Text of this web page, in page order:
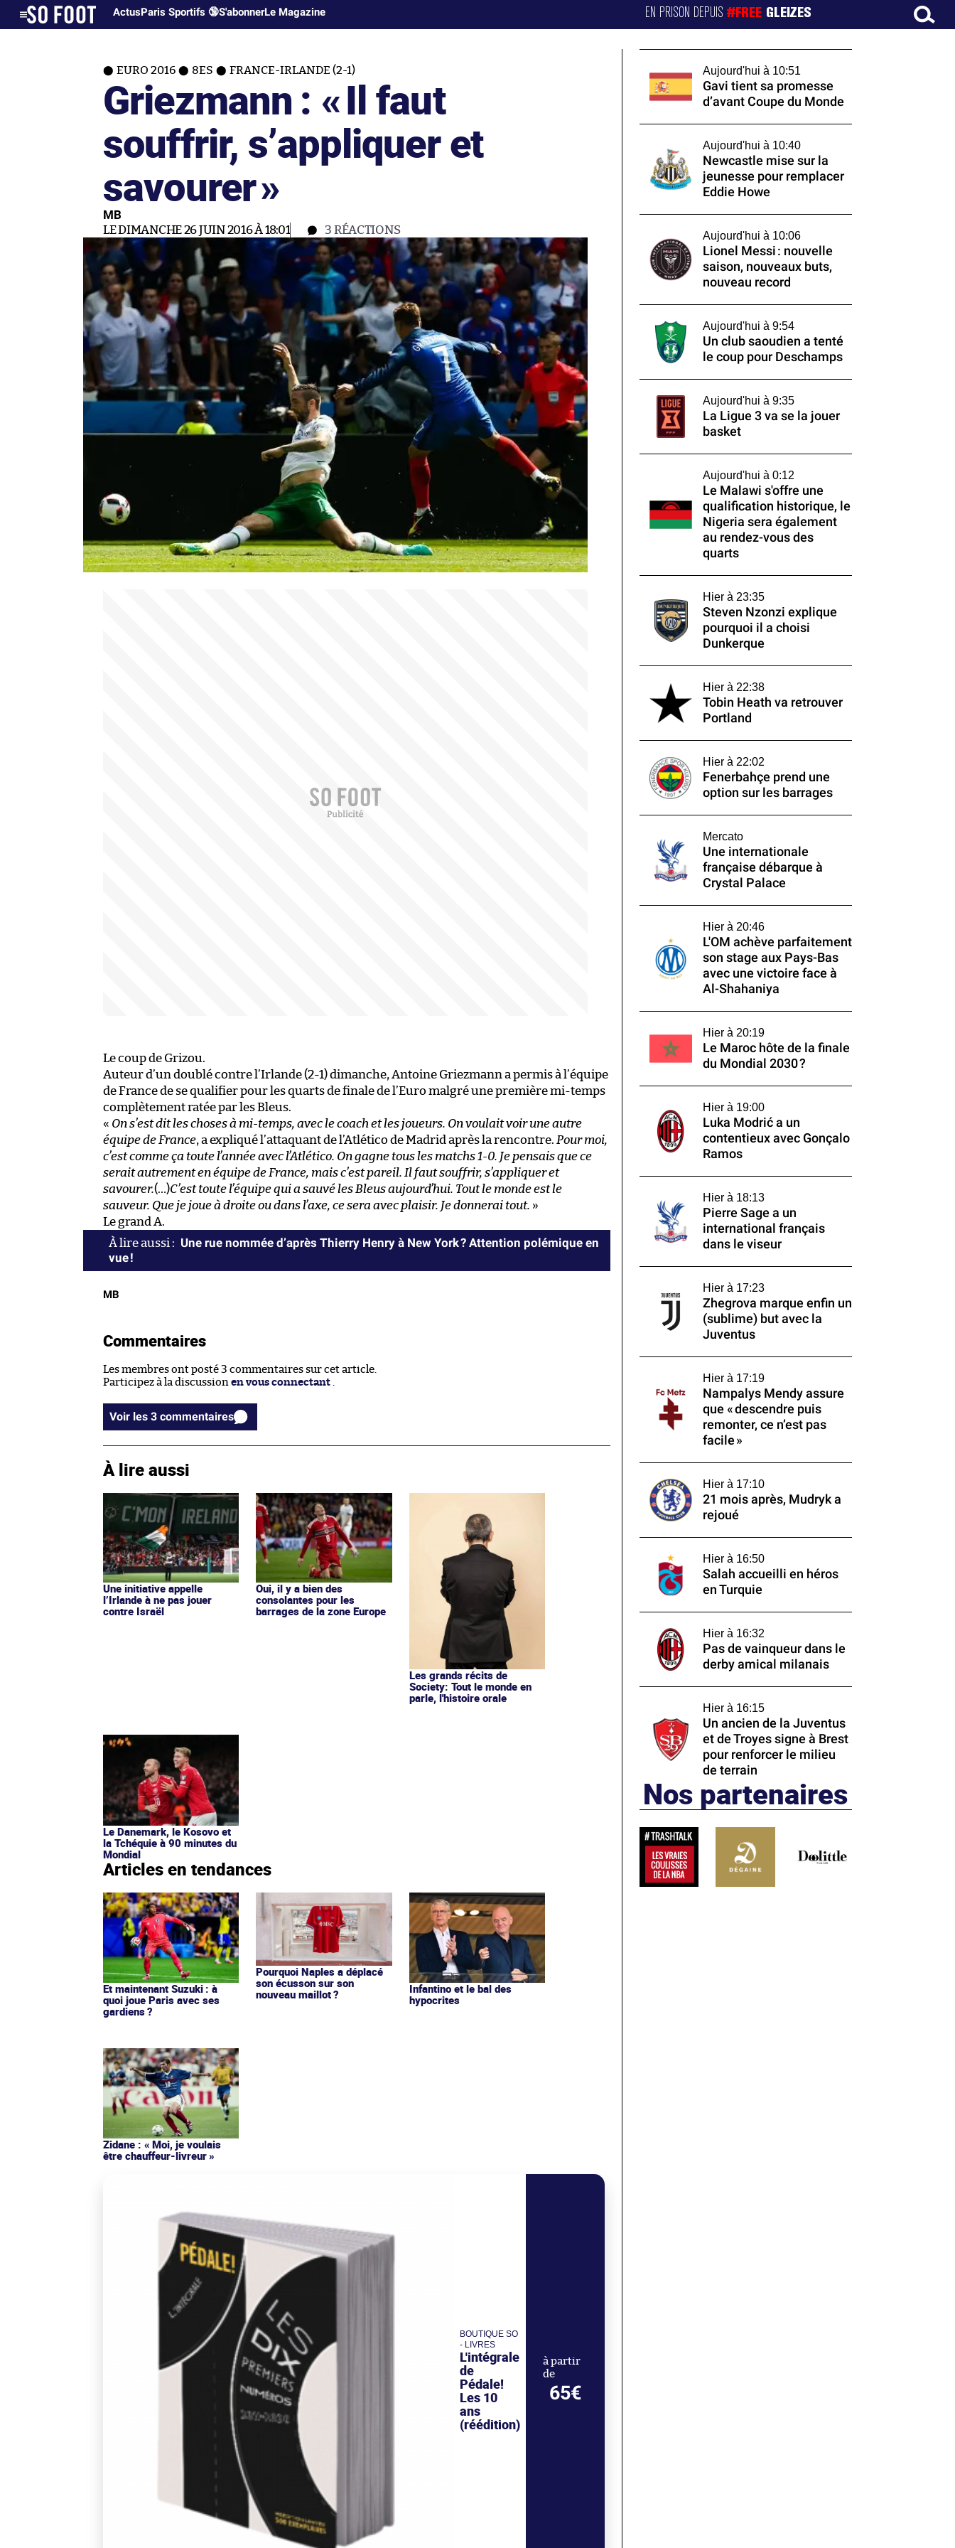
ActusParis Sportifs 🔞S'abonnerLe Magazine EN PRISON DEPUIS#FREE GLEIZES
EURO 2016 8ES FRANCE-IRLANDE (2-1)
Griezmann : «Il faut
souffrir, s’appliquer et
savourer»
MB
LE DIMANCHE 26 JUIN 2016 À 18:01 3 RÉACTIONS
Le coup de Grizou.
Auteur d’un doublé contre l’Irlande (2-1) dimanche, Antoine Griezmann a permis à l’équipe
de France de se qualifier pour les quarts de finale de l’Euro malgré une première mi-temps
complètement ratée par les Bleus.
« On s’est dit les choses à mi-temps, avec le coach et les joueurs. On voulait voir une autre
équipe de France, a expliqué l’attaquant de l’Atlético de Madrid après la rencontre. Pour moi,
c’est comme ça toute l’année avec l’Atlético. On gagne tous les matchs 1-0. Je pensais que ce
serait autrement en équipe de France, mais c’est pareil. Il faut souffrir, s’appliquer et
savourer.(…)C’est toute l’équipe qui a sauvé les Bleus aujourd’hui. Tout le monde est le
sauveur. Que je joue à droite ou dans l’axe, ce sera avec plaisir. Je donnerai tout. »
Le grand A.
Une rue nommée d’après Thierry Henry à New York ? Attention polémique en
vue !
MB
Commentaires
Les membres ont posté 3 commentaires sur cet article.
Participez à la discussion en vous connectant
Voir les 3 commentaires
À lire aussi
Une initiative appelle
l’Irlande à ne pas jouer
contre Israël
Oui, il y a bien des
consolantes pour les
barrages de la zone Europe
Les grands récits de
Society: Tout le monde en
parle, l'histoire orale
Le Danemark, le Kosovo et
la Tchéquie à 90 minutes du
Mondial
Articles en tendances
Et maintenant Suzuki : à
quoi joue Paris avec ses
gardiens ?
Pourquoi Naples a déplacé
son écusson sur son
nouveau maillot ?
Infantino et le bal des
hypocrites
Zidane : « Moi, je voulais
être chauffeur-livreur »
BOUTIQUE SO
- LIVRES
L'intégrale
de
Pédale!
Les 10
ans
(réédition)
à partir
de
65€
Aujourd'hui à 10:51
Gavi tient sa promesse
d’avant Coupe du Monde
Aujourd'hui à 10:40
Newcastle mise sur la
jeunesse pour remplacer
Eddie Howe
Aujourd'hui à 10:06
Lionel Messi : nouvelle
saison, nouveaux buts,
nouveau record
Aujourd'hui à 9:54
Un club saoudien a tenté
le coup pour Deschamps
Aujourd'hui à 9:35
La Ligue 3 va se la jouer
basket
Aujourd'hui à 0:12
Le Malawi s'offre une
qualification historique, le
Nigeria sera également
au rendez-vous des
quarts
Hier à 23:35
Steven Nzonzi explique
pourquoi il a choisi
Dunkerque
Hier à 22:38
Tobin Heath va retrouver
Portland
Hier à 22:02
Fenerbahçe prend une
option sur les barrages
Mercato
Une internationale
française débarque à
Crystal Palace
Hier à 20:46
L'OM achève parfaitement
son stage aux Pays-Bas
avec une victoire face à
Al-Shahaniya
Hier à 20:19
Le Maroc hôte de la finale
du Mondial 2030 ?
Hier à 19:00
Luka Modrić a un
contentieux avec Gonçalo
Ramos
Hier à 18:13
Pierre Sage a un
international français
dans le viseur
Hier à 17:23
Zhegrova marque enfin un
(sublime) but avec la
Juventus
Hier à 17:19
Nampalys Mendy assure
que « descendre puis
remonter, ce n’est pas
facile »
Hier à 17:10
21 mois après, Mudryk a
rejoué
Hier à 16:50
Salah accueilli en héros
en Turquie
Hier à 16:32
Pas de vainqueur dans le
derby amical milanais
Hier à 16:15
Un ancien de la Juventus
et de Troyes signe à Brest
pour renforcer le milieu
de terrain
Nos partenaires